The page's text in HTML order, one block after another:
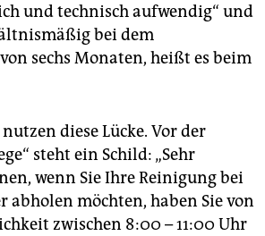
und technisch aufwendig“ und
bei dem
sechs Monaten, heißt es beim
diese Lücke. Vor der
steht ein Schild: „Sehr
wenn Sie Ihre Reinigung bei
abholen möchten, haben Sie von
zwischen 8:00 – 11:00 Uhr